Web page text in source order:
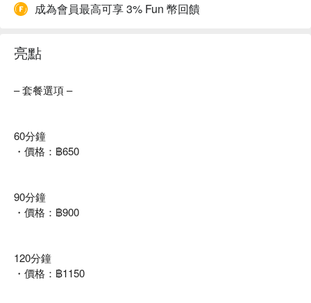
成為會員最高可享 3% Fun 幣回饋
亮點
– 套餐選項 –
60分鐘
・價格：฿650
90分鐘
・價格：฿900
120分鐘
・價格：฿1150